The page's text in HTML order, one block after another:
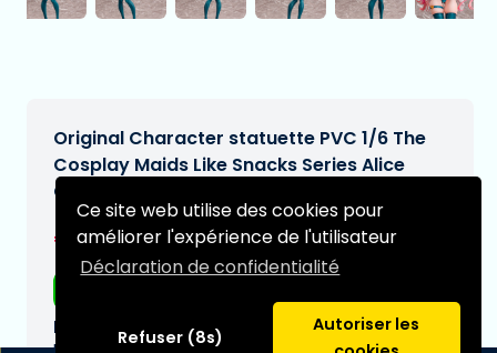
Ce site web utilise des cookies pour
améliorer l'expérience de l'utilisateur
Déclaration de confidentialité
Refuser (8s)
Autoriser les
Original Character statuette PVC 1/6 The
Cosplay Maids Like Snacks Series Alice
Otori 29 cm
€244,95[Sous réserve de modifications]
Date de livraison prévue: